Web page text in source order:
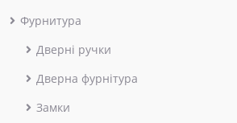
Фурнитура
Дверні ручки
Дверна фурнітура
Замки